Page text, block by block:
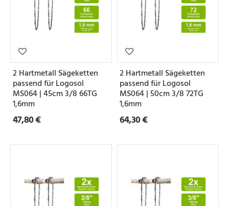
2 Hartmetall Sägeketten
passend für Logosol
MS064 | 45cm 3/8 66TG
1,6mm
47,80 €
2 Hartmetall Sägeketten
passend für Logosol
MS064 | 50cm 3/8 72TG
1,6mm
64,30 €